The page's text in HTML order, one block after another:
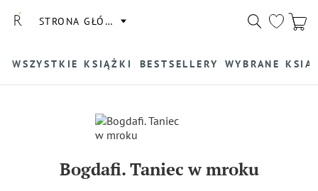
STRONA GŁÓWNA
WSZYSTKIE KSIĄŻKI BESTSELLERY WYBRANE
Bogdafi. Taniec w mroku